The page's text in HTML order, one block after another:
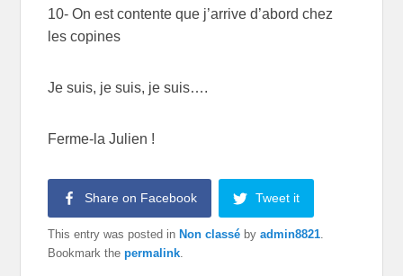
10- On est contente que j’arrive d’abord chez
les copines
Je suis, je suis, je suis….
Ferme-la Julien !
Share on Facebook Tweet it
This entry was posted in Non classé byadmin8821.
Bookmark thepermalink.